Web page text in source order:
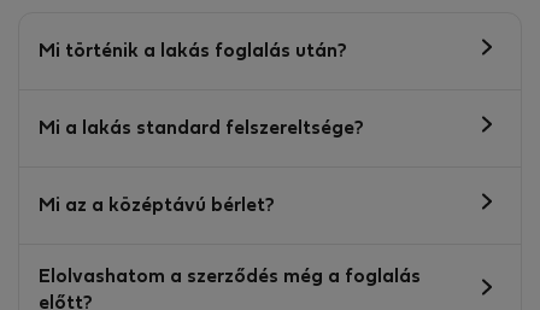
Mi történik a lakás foglalás után?
Mi a lakás standard felszereltsége?
Mi az a középtávú bérlet?
Elolvashatom a szerződés még a foglalás
előtt?